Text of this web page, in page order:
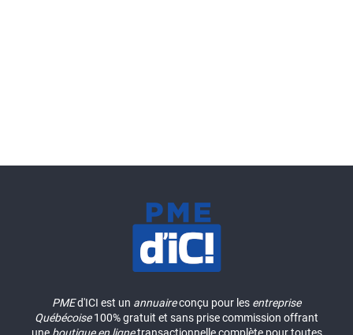
PMEd'ICI est un annuaireconçu pour les entreprise
Québécoise100% gratuit et sans prise commission offrant